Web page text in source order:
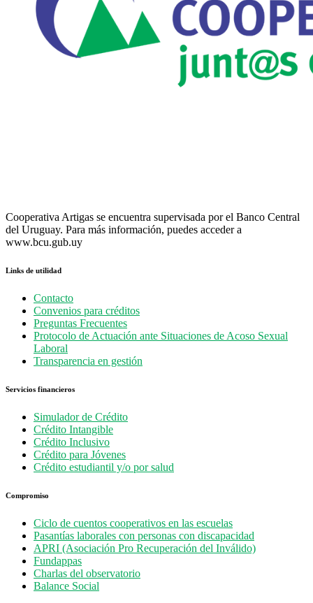
Cooperativa Artigas se encuentra supervisada por el Banco Central
del Uruguay. Para más información, puedes acceder a
www.bcu.gub.uy
Links de utilidad
Contacto
Convenios para créditos
Preguntas Frecuentes
Protocolo de Actuación ante Situaciones de Acoso Sexual
Laboral
Transparencia en gestión
Servicios financieros
Simulador de Crédito
Crédito Intangible
Crédito Inclusivo
Crédito para Jóvenes
Crédito estudiantil y/o por salud
Compromiso
Ciclo de cuentos cooperativos en las escuelas
Pasantías laborales con personas con discapacidad
APRI (Asociación Pro Recuperación del Inválido)
Fundappas
Charlas del observatorio
Balance Social